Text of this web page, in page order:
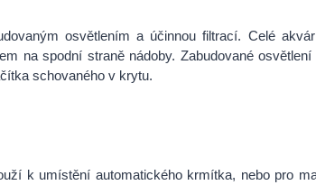
osvětlením a účinnou filtrací. Celé
na spodní straně nádoby. Zabudované
schovaného v krytu.
k umístění automatického krmítka, nebo pro